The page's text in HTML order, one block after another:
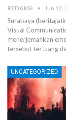
REDAKSI Jun 12,
Surabaya
Visual
menerjemahkan
tersebut tertuang
UNCATEGORIZED